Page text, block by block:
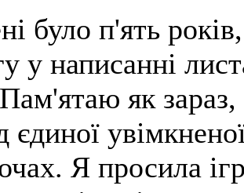
було п'ять
у написанні
як
єдиної
Я просила